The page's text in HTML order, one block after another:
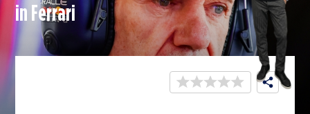
in Ferrari